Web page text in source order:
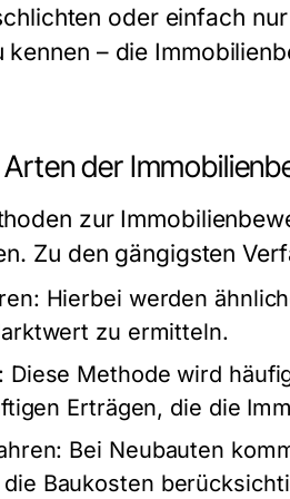
oder einfach
– die
der
zur
Zu den gängigsten
Hierbei werden
zu ermitteln.
Diese Methode wird
Erträgen, die die
Bei Neubauten
Baukosten